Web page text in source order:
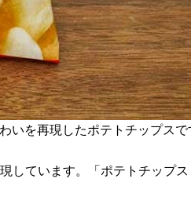
いを再現したポテトチップスで
ています。「ポテトチップ